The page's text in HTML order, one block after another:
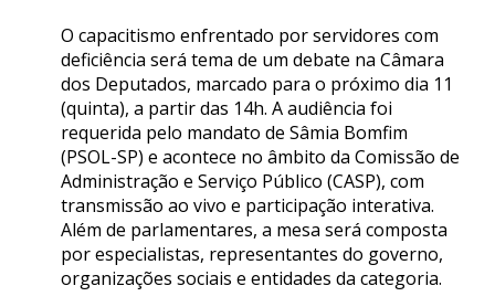
O capacitismo enfrentado por servidores com
deficiência será tema de um debate na Câmara
dos Deputados, marcado para o próximo dia 11
(quinta), a partir das 14h. A audiência foi
requerida pelo mandato de Sâmia Bomfim
(PSOL-SP) e acontece no âmbito da Comissão de
Administração e Serviço Público (CASP), com
transmissão ao vivo e participação interativa.
Além de parlamentares, a mesa será composta
por especialistas, representantes do governo,
organizações sociais e entidades da categoria.